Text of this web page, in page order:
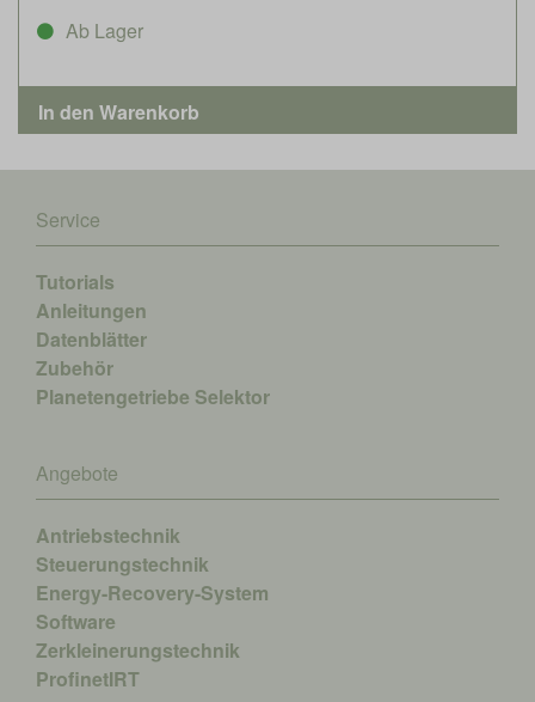
Ab Lager
Service
Tutorials
Anleitungen
Datenblätter
Zubehör
Planetengetriebe Selektor
Angebote
Antriebstechnik
Steuerungstechnik
Energy-Recovery-System
Software
Zerkleinerungstechnik
ProfinetIRT